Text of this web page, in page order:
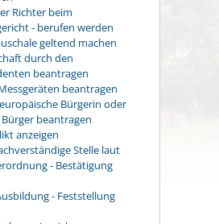
Richter beim
- berufen werden
geltend machen
durch den
beantragen
beantragen
Bürgerin oder
beantragen
anzeigen
Stelle laut
- Bestätigung
- Feststellung